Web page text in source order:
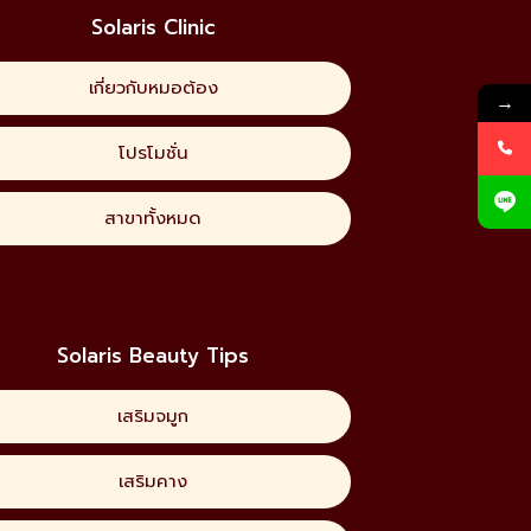
Solaris Clinic
เกี่ยวกับหมอต้อง
โปรโมชั่น
สาขาทั้งหมด
Solaris Beauty Tips
เสริมจมูก
เสริมคาง
→